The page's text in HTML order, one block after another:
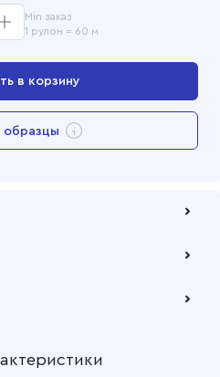
Min заказ
1 рулон = 60 м
в корзину
в корзину
образцы
компанию на Ваш